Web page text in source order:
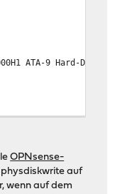
= 2 RESERVED
= 1 RAM
= 2 RESERVED
ATA-9 Hard-Disk
OPNsense-
auf
wenn auf dem